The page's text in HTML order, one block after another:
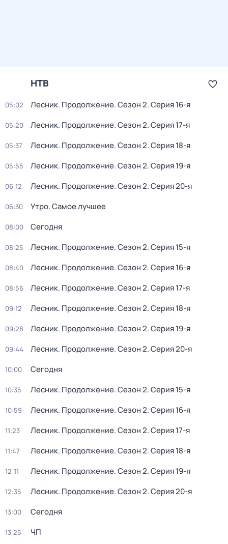
НТВ
05:02 Лесник. Продолжение. Сезон 2. Серия 16-я
05:20 Лесник. Продолжение. Сезон 2. Серия 17-я
05:37 Лесник. Продолжение. Сезон 2. Серия 18-я
05:55 Лесник. Продолжение. Сезон 2. Серия 19-я
06:12 Лесник. Продолжение. Сезон 2. Серия 20-я
06:30 Утро. Самое лучшее
08:00 Сегодня
08:25 Лесник. Продолжение. Сезон 2. Серия 15-я
08:40 Лесник. Продолжение. Сезон 2. Серия 16-я
08:56 Лесник. Продолжение. Сезон 2. Серия 17-я
09:12 Лесник. Продолжение. Сезон 2. Серия 18-я
09:28 Лесник. Продолжение. Сезон 2. Серия 19-я
09:44 Лесник. Продолжение. Сезон 2. Серия 20-я
10:00 Сегодня
10:35 Лесник. Продолжение. Сезон 2. Серия 15-я
10:59 Лесник. Продолжение. Сезон 2. Серия 16-я
11:23 Лесник. Продолжение. Сезон 2. Серия 17-я
11:47 Лесник. Продолжение. Сезон 2. Серия 18-я
12:11 Лесник. Продолжение. Сезон 2. Серия 19-я
12:35 Лесник. Продолжение. Сезон 2. Серия 20-я
13:00 Сегодня
13:25 ЧП